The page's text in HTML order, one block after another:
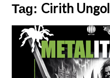
Tag: Cirith Ungol